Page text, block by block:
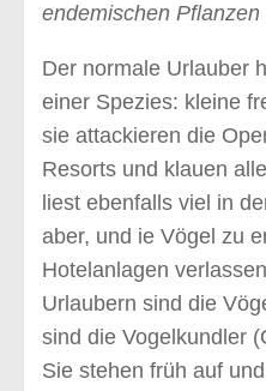
endemischen
Der normale Urlauber
einer Spezies: kleine
sie attackieren die
Resorts und klauen
liest ebenfalls viel in
aber, und ie Vögel zu
Hotelanlagen
Urlaubern sind die
sind die Vogelkundler
Sie stehen früh auf